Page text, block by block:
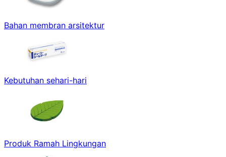
Bahan membran arsitektur
Kebutuhan sehari-hari
Produk Ramah Lingkungan